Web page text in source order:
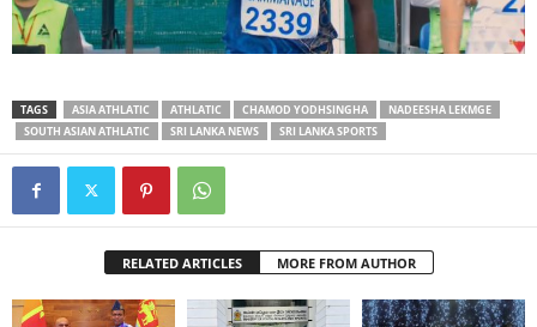
TAGS ASIA ATHLATIC ATHLATIC CHAMOD YODHSINGHA
NADEESHA LEKMGE
SOUTH ASIAN ATHLATIC
SRI LANKA NEWS SRI LANKA SPORTS
RELATED ARTICLES MORE FROM AUTHOR